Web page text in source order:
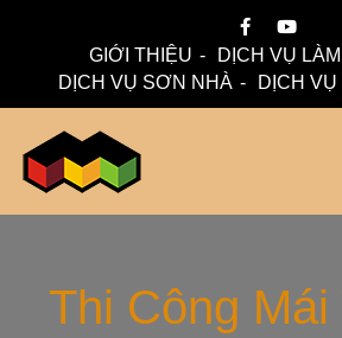
GIỚI THIỆU
DỊCH VỤ
DỊCH VỤ SƠN NHÀ
DỊCH VỤ
Thi Công
Máng Xối
Thi Công Mái